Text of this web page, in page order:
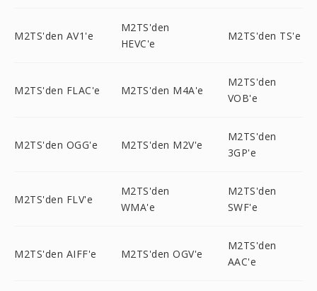
M2TS'den AV1'e
M2TS'den
HEVC'e
M2TS'den TS'e
M2TS'den FLAC'e M2TS'den M4A'e
M2TS'den
VOB'e
M2TS'den OGG'e M2TS'den M2V'e
M2TS'den
3GP'e
M2TS'den FLV'e
M2TS'den
WMA'e
M2TS'den
SWF'e
M2TS'den AIFF'e M2TS'den OGV'e
M2TS'den
AAC'e